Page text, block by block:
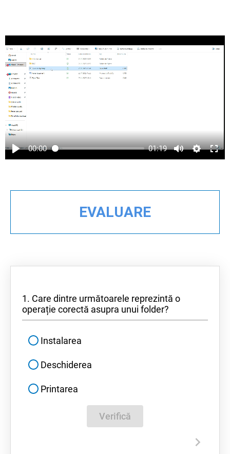
00:00 01:19
EVALUARE
1. Care dintre următoarele reprezintă o
operație corectă asupra unui folder?
Instalarea
Deschiderea
Printarea
Verifică